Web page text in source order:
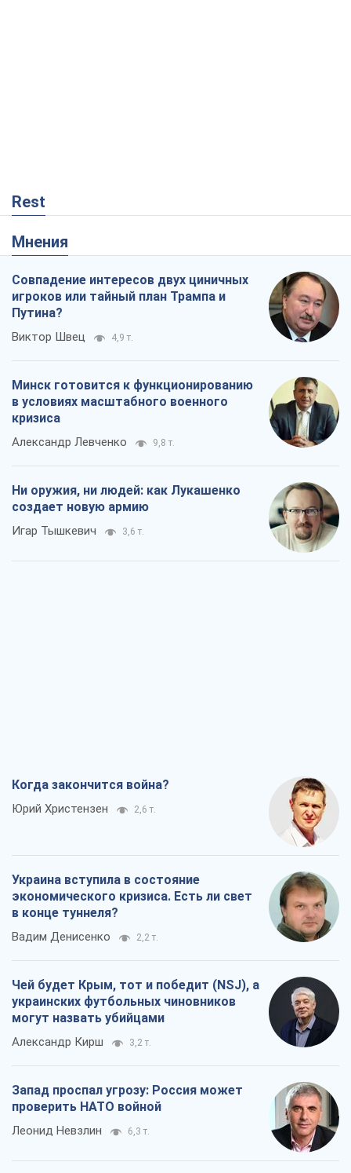
Rest
Мнения
Совпадение интересов двух циничных
игроков или тайный план Трампа и
Путина?
Виктор Швец 4,9 т.
Минск готовится к функционированию
в условиях масштабного военного
кризиса
Александр Левченко 9,8 т.
Ни оружия, ни людей: как Лукашенко
создает новую армию
Игар Тышкевич 3,6 т.
Когда закончится война?
Юрий Христензен 2,6 т.
Украина вступила в состояние
экономического кризиса. Есть ли свет
в конце туннеля?
Вадим Денисенко 2,2 т.
Чей будет Крым, тот и победит (NSJ), а
украинских футбольных чиновников
могут назвать убийцами
Александр Кирш 3,2 т.
Запад проспал угрозу: Россия может
проверить НАТО войной
Леонид Невзлин 6,3 т.